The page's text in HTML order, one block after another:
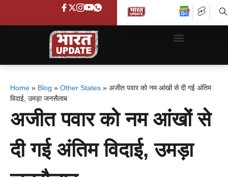
Home » Blog » Other States » अजीत पवार को नम आंखों से दी गई अंतिम
विदाई, उमड़ा जनसैलाब
अजीत पवार को नम आंखों से
दी गई अंतिम विदाई, उमड़ा